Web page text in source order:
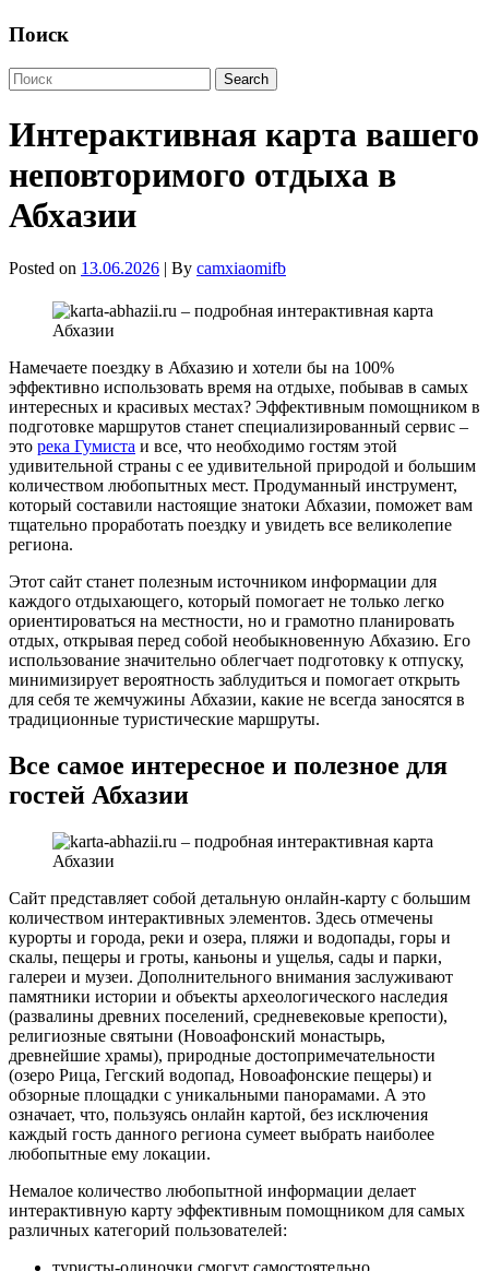
Поиск
Интерактивная карта вашего
неповторимого отдыха в
Абхазии
Posted on 13.06.2026 | By camxiaomifb
Намечаете поездку в Абхазию и хотели бы на 100%
эффективно использовать время на отдыхе, побывав в самых
интересных и красивых местах? Эффективным помощником в
подготовке маршрутов станет специализированный сервис –
это река Гумиста и все, что необходимо гостям этой
удивительной страны с ее удивительной природой и большим
количеством любопытных мест. Продуманный инструмент,
который составили настоящие знатоки Абхазии, поможет вам
тщательно проработать поездку и увидеть все великолепие
региона.
Этот сайт станет полезным источником информации для
каждого отдыхающего, который помогает не только легко
ориентироваться на местности, но и грамотно планировать
отдых, открывая перед собой необыкновенную Абхазию. Его
использование значительно облегчает подготовку к отпуску,
минимизирует вероятность заблудиться и помогает открыть
для себя те жемчужины Абхазии, какие не всегда заносятся в
традиционные туристические маршруты.
Все самое интересное и полезное для
гостей Абхазии
Сайт представляет собой детальную онлайн-карту с большим
количеством интерактивных элементов. Здесь отмечены
курорты и города, реки и озера, пляжи и водопады, горы и
скалы, пещеры и гроты, каньоны и ущелья, сады и парки,
галереи и музеи. Дополнительного внимания заслуживают
памятники истории и объекты археологического наследия
(развалины древних поселений, средневековые крепости),
религиозные святыни (Новоафонский монастырь,
древнейшие храмы), природные достопримечательности
(озеро Рица, Гегский водопад, Новоафонские пещеры) и
обзорные площадки с уникальными панорамами. А это
означает, что, пользуясь онлайн картой, без исключения
каждый гость данного региона сумеет выбрать наиболее
любопытные ему локации.
Немалое количество любопытной информации делает
интерактивную карту эффективным помощником для самых
различных категорий пользователей: